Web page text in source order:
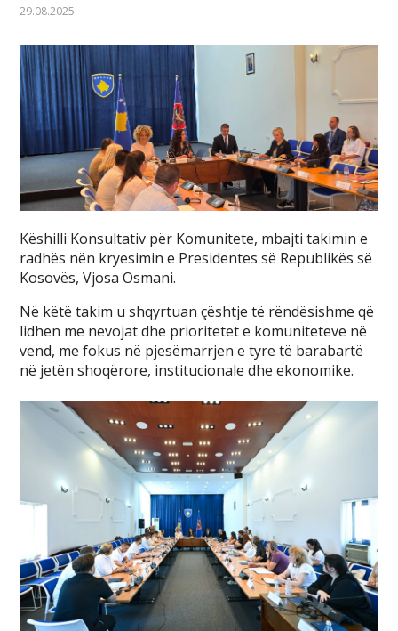
29.08.2025
Këshilli Konsultativ për Komunitete, mbajti takimin e
radhës nën kryesimin e Presidentes së Republikës së
Kosovës, Vjosa Osmani.
Në këtë takim u shqyrtuan çështje të rëndësishme që
lidhen me nevojat dhe prioritetet e komuniteteve në
vend, me fokus në pjesëmarrjen e tyre të barabartë
në jetën shoqërore, institucionale dhe ekonomike.